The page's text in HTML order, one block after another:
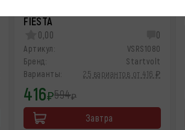
FIESTA
0,00 0
Артикул:
VSRS1080
Бренд:
Startvolt
Варианты:
25 вариантов от 416 ₽
416₽594₽
Завтра